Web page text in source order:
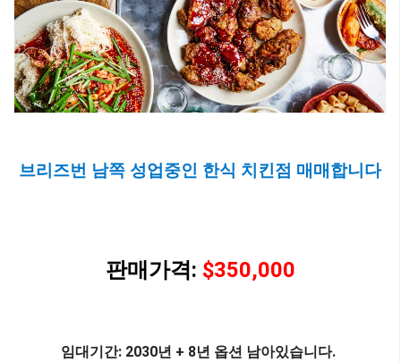
브리즈번 남쪽 성업중인 한식 치킨점 매매합니다
판매가격: $350,000
임대기간: 2030년 + 8년 옵션 남아있습니다.